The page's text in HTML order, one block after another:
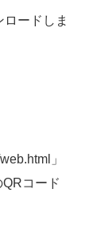
ードしま
」
コード